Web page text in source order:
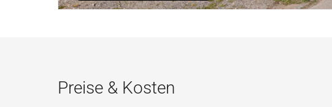
Preise & Kosten